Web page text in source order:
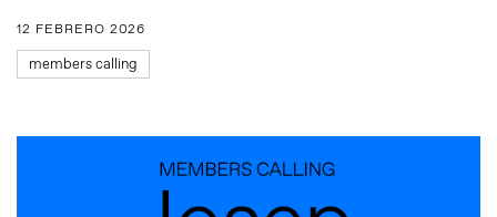
12 FEBRERO 2026
members calling